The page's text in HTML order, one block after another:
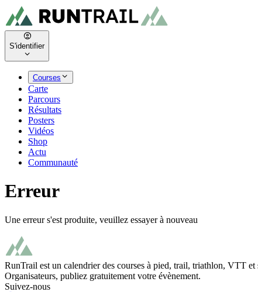
S'identifier
Courses
Carte
Parcours
Résultats
Posters
Vidéos
Shop
Actu
Communauté
Erreur
Une erreur s'est produite, veuillez essayer à nouveau
RunTrail est un calendrier des courses à pied, trail, triathlon, VTT
Organisateurs, publiez gratuitement votre évènement.
Suivez-nous